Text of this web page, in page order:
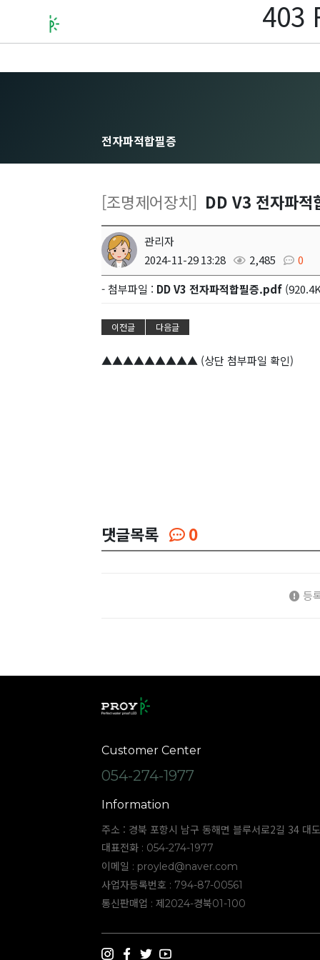
403
전자파적합필증
[조명제어장치] DD V3 전자파적
관리자
2024-11-29 13:28
2,485
0
- 첨부파일 : DD V3 전자파적합필증.pdf
이전글 다음글
▲▲▲▲▲▲▲▲▲ (상단 첨부파일 확인)
댓글목록 0
등
Customer Center
054-274-1977
Information
주소 : 경북 포항시 남구 동해면 블루서로2길 34 대
대표전화 : 054-274-1977
이메일 : proyled@naver.com
사업자등록번호 : 794-87-00561
통신판매업 : 제2024-경북01-100